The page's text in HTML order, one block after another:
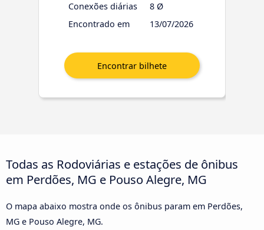
Conexões diárias
8 Ø
Encontrado em
13/07/2026
Todas as Rodoviárias e estações de ônibus
em Perdões, MG e Pouso Alegre, MG
O mapa abaixo mostra onde os ônibus param em Perdões,
MG e Pouso Alegre, MG.